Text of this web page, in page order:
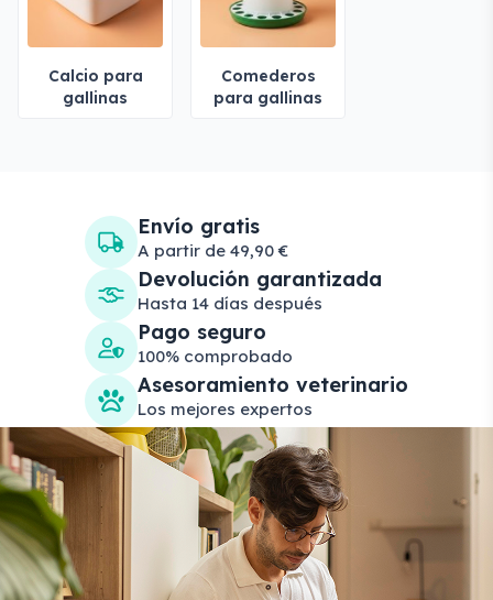
Calcio para
gallinas
Comederos
para gallinas
Envío gratis
A partir de 49,90 €
Devolución garantizada
Hasta 14 días después
Pago seguro
100% comprobado
Asesoramiento veterinario
Los mejores expertos